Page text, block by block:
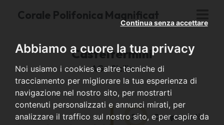
Abbiamo a cuore la tua privacy
Noi usiamo i cookies e altre tecniche di
tracciamento per migliorare la tua esperienza di
navigazione nel nostro sito, per mostrarti
contenuti personalizzati e annunci mirati, per
analizzare il traffico sul nostro sito, e per capire da
Continua senza accettare
Corale Polifonica Magnificat
Casteltermini
AG - Sicilia
22 Componenti